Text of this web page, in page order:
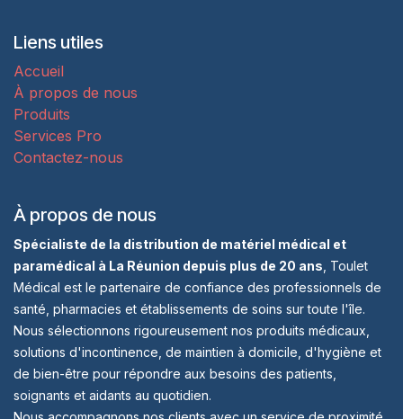
Liens utiles
Accueil
À propos de nous
Produits
Services Pro
Contactez-nous
À propos de nous
Spécialiste de la distribution de matériel médical et
paramédical à La Réunion depuis plus de 20 ans , Toulet
Médical est le partenaire de confiance des professionnels de
santé, pharmacies et établissements de soins sur toute l'île.
Nous sélectionnons rigoureusement nos produits médicaux,
solutions d'incontinence, de maintien à domicile, d'hygiène et
de bien-être pour répondre aux besoins des patients,
soignants et aidants au quotidien.